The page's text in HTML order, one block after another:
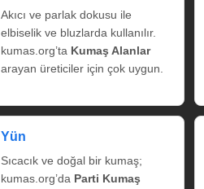
Akıcı ve parlak dokusu ile
elbiselik ve bluzlarda kullanılır.
kumas.org’ta Kumaş Alanlar
arayan üreticiler için çok uygun.
Yün
Sıcacık ve doğal bir kumaş;
kumas.org’da Parti Kumaş